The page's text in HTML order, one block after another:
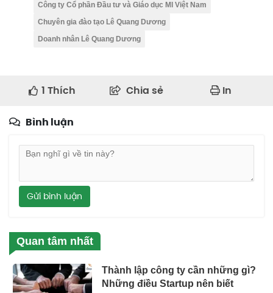
Công ty Cổ phần Đầu tư và Giáo dục MI Việt Nam
Chuyên gia đào tạo Lê Quang Dương
Doanh nhân Lê Quang Dương
1 Thích Chia sẻ In
Bình luận
Gửi bình luận
Quan tâm nhất
Thành lập công ty cần những gì?
Những điều Startup nên biết